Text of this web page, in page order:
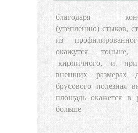
благодаря
(утеплению) стыков,
из
окажутся
кирпичного, и при
внешних размерах
брусового полезная
площадь окажется в
больше